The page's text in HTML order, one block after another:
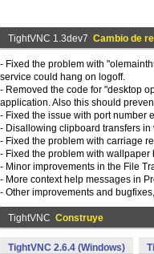
TightVNC 1.3dev7 Cambio de
- Fixed the problem with
service could hang on logoff.
- Removed the code for "desktop
application. Also this should
- Fixed the issue with port number
- Disallowing clipboard transfers in
- Fixed the problem with carriage
- Fixed the problem with
- Minor improvements in the File
- More context help messages in
- Other improvements and
TightVNC Construye
TightVNC 2.6.4 (Windows)